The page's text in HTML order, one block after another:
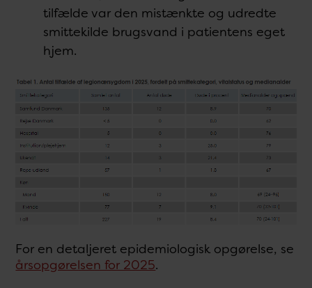
tilfælde var den mistænkte og udredte
smittekilde brugsvand i patientens eget
hjem.
For en detaljeret epidemiologisk opgørelse, se
årsopgørelsen for 2025.